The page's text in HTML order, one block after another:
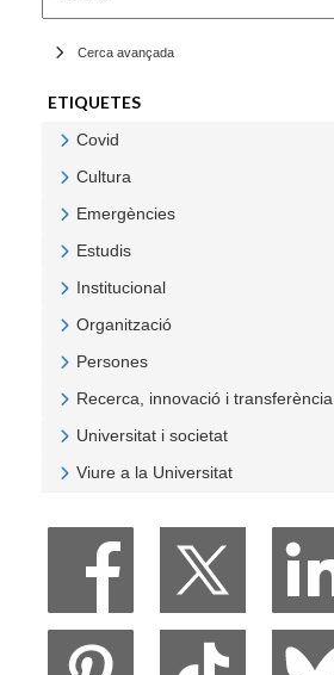
Cerca avançada
ETIQUETES
Covid
Cultura
Emergències
Estudis
Institucional
Organització
Persones
Recerca, innovació i transferència
Universitat i societat
Viure a la Universitat